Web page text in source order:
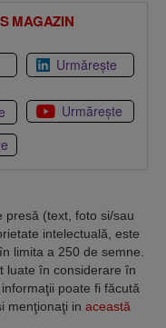
MAGAZIN
Urmărește
Urmărește
presă (text, foto si/sau
intelectuală, este
limita a 250 de semne.
luate în considerare în
poate fi făcută
menţionaţi in această